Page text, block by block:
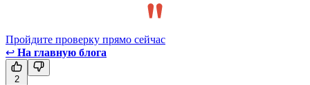
Пройдите проверку прямо сейчас
↩ На главную блога
2